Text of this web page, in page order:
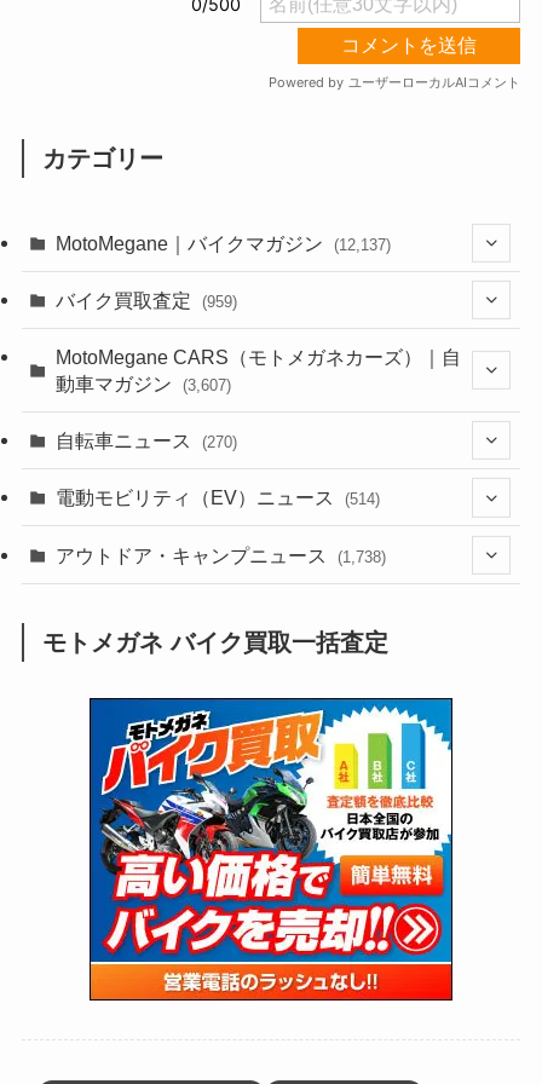
カテゴリー
MotoMegane｜バイクマガジン (12,137)
(44)
(639)
(118)
(60)
(31)
(51)
(34)
(5)
(12)
(64)
(109)
(252)
(38)
(24)
(16)
(25)
(24)
(47)
(15)
(5)
(249)
(64)
(16)
(62)
(4)
(6)
(17)
(5)
(306)
(6,957)
(2,473)
(249)
(1,226)
(12)
(131)
(38)
(131)
(167)
(85)
(21)
(61)
(171)
(98)
(13)
(60)
(274)
(171)
(38)
(47)
(59)
(66)
(16)
(141)
(255)
(204)
(1,142)
(166)
(23)
(33)
(34)
(35)
(41)
(415)
(16)
バイク買取査定 (959)
(352)
MotoMegane CARS（モトメガネカーズ）｜自
動車マガジン
(3,607)
(186)
(137)
(74)
(2,744)
(126)
(170)
自転車ニュース (270)
(54)
(211)
電動モビリティ（EV）ニュース (514)
(132)
(171)
(118)
(27)
アウトドア・キャンプニュース (1,738)
(1,605)
(147)
(13)
(19)
(12)
(16)
モトメガネ バイク買取一括査定